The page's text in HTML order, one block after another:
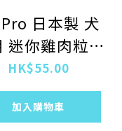
日本製 犬
迷你雞肉粒
100g
HK$55.00
加入購物車